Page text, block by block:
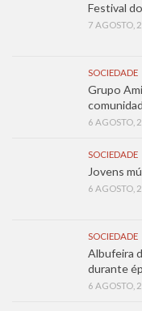
Festival
7 AGOSTO,
SOCIEDADE
Grupo
6 AGOSTO,
SOCIEDADE
Jovens
6 AGOSTO,
SOCIEDADE
Albufeira
durante
6 AGOSTO,